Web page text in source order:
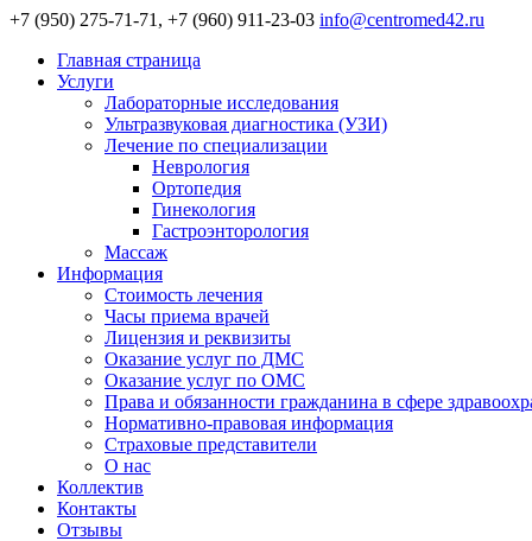
+7 (950) 275-71-71, +7 (960) 911-23-03 info@centromed42.ru
Главная страница
Услуги
Лабораторные исследования
Ультразвуковая диагностика (УЗИ)
Лечение по специализации
Неврология
Ортопедия
Гинекология
Гастроэнторология
Массаж
Информация
Стоимость лечения
Часы приема врачей
Лицензия и реквизиты
Оказание услуг по ДМС
Оказание услуг по ОМС
Права и обязанности гражданина в сфере
Нормативно-правовая информация
Страховые представители
О нас
Коллектив
Контакты
Отзывы